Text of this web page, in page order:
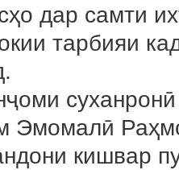
дар самти
тарбияи
Эмомалӣ
кишвар